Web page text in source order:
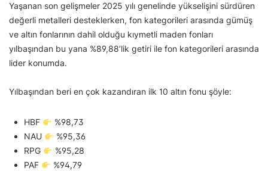
Yaşanan son gelişmeler 2025 yılı genelinde yükselişini sürdüren
değerli metalleri desteklerken, fon kategorileri arasında gümüş
ve altın fonlarının dahil olduğu kıymetli maden fonları
yılbaşından bu yana %89,88’lik getiri ile fon kategorileri arasında
lider konumda.
Yılbaşından beri en çok kazandıran ilk 10 altın fonu şöyle:
HBF
%98,73
NAU
%95,36
RPG
%95,28
PAF
%94,79